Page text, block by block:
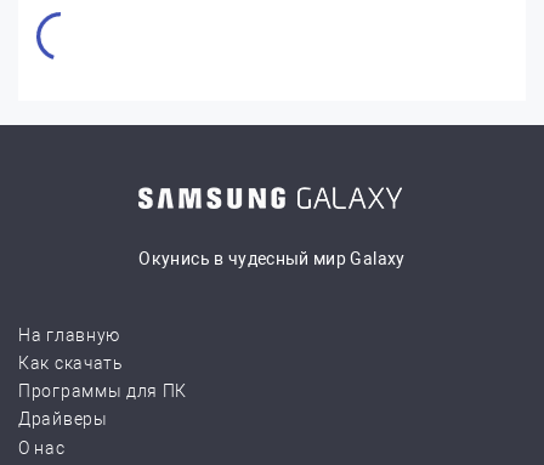
Окунись в чудесный мир Galaxy
На главную
Как скачать
Программы для ПК
Драйверы
О нас